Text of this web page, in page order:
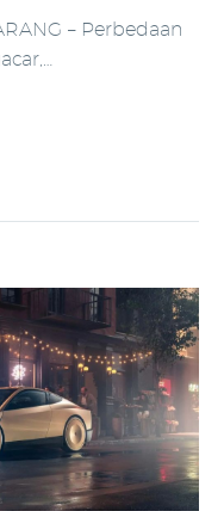
– Perbedaan